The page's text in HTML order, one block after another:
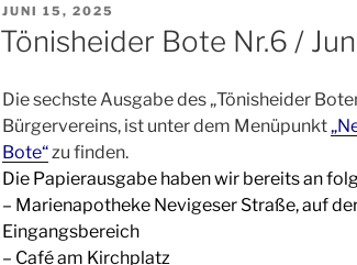
VERÖFFENTLICHT
AM
JUNI 15, 2025
Tönisheider Bote Nr.6 /
Die sechste Ausgabe des „Tönisheider
Bürgervereins, ist unter dem Menüpunkt
Bote“ zu finden.
Die Papierausgabe haben wir bereits an
– Marienapotheke Nevigeser Straße, auf
Eingangsbereich
– Café am Kirchplatz